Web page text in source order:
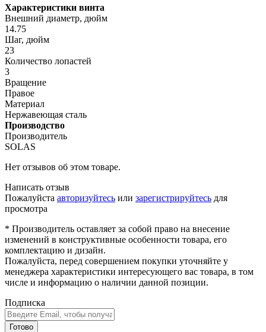
Характеристики винта
Внешний диаметр, дюйм
14.75
Шаг, дюйм
23
Количество лопастей
3
Вращение
Правое
Материал
Нержавеющая сталь
Производство
Производитель
SOLAS
Нет отзывов об этом товаре.
Написать отзыв
Пожалуйста авторизуйтесь или зарегистрируйтесь для
просмотра
* Производитель оставляет за собой право на внесение
изменений в конструктивные особенности товара, его
комплектацию и дизайн.
Пожалуйста, перед совершением покупки уточняйте у
менеджера характеристики интересующего вас товара, в том
числе и информацию о наличии данной позиции.
Подписка
Готово